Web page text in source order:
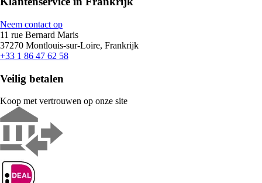
Neem contact op
11 rue Bernard Maris
37270 Montlouis-sur-Loire, Frankrijk
+33 1 86 47 62 58
Veilig betalen
Koop met vertrouwen op onze site